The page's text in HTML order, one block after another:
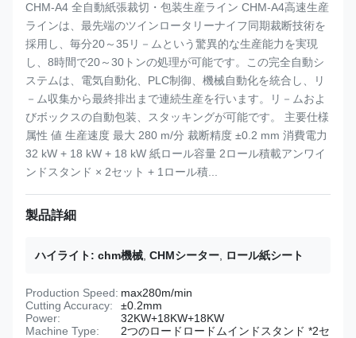
CHM-A4 全自動紙張裁切・包装生産ライン CHM-A4高速生産
ラインは、最先端のツインロータリーナイフ同期裁断技術を
採用し、毎分20～35リ－ムという驚異的な生産能力を実現
し、8時間で20～30トンの処理が可能です。この完全自動シ
ステムは、電気自動化、PLC制御、機械自動化を統合し、リ
－ム収集から最終排出まで連続生産を行います。リ－ムおよ
びボックスの自動包装、スタッキングが可能です。 主要仕様
属性 値 生産速度 最大 280 m/分 裁断精度 ±0.2 mm 消費電力
32 kW + 18 kW + 18 kW 紙ロール容量 2ロール積載アンワイ
ンドスタンド × 2セット + 1ロール積...
製品詳細
ハイライト: chm機械 CHMシーター ロール紙シート
Production Speed: max280m/min
Cutting Accuracy:
±0.2mm
Power:
32KW+18KW+18KW
Machine Type:
2つのロードロードムインドスタンド *2セ